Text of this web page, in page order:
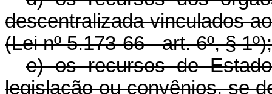
descentralizada vinculados
(Lei nº 5.173-66 - art. 6º, § 1º);
e) os recursos de
legislação ou convênios, se